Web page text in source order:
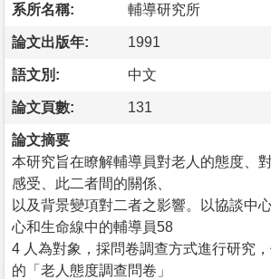
系所名稱: 輔導研究所
論文出版年: 1991
語文別: 中文
論文頁數: 131
論文摘要
本研究旨在瞭解輔導員對老人的態度、
感受、此二者間的關係、
以及背景變項對二者之影響。以協談中
心和生命線中的輔導員58
4 人為對象，採問卷調查方式進行研究
的「老人態度調查問卷」